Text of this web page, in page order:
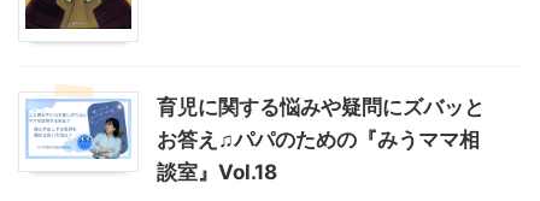
育児に関する悩みや疑問にズバッと
お答え♫パパのための『みうママ相
談室』Vol.18